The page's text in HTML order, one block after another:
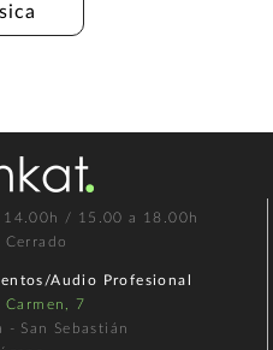
14.00h / 15.00 a 18.00h
Cerrado
Audio Profesional
7
San Sebastián